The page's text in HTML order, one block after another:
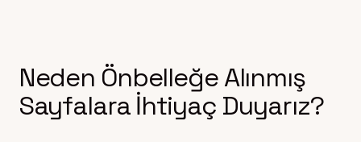
Neden Önbelleğe Alınmış
Sayfalara İhtiyaç Duyarız?